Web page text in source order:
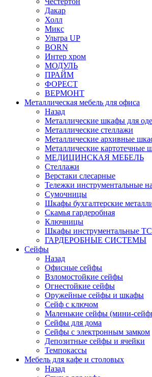
Дакар
Холл
Микс
Ультра UP
BORN
Интер хром
МОДУЛЬ
ПРАЙМ
ФОРЕСТ
ВЕРМОНТ
Металлическая мебель для офиса
Назад
Металлические шкафы для
Металлические стеллажи
Металлические архивные
Металлические картотечные
МЕДИЦИНСКАЯ МЕБЕЛЬ
Стеллажи
Верстаки слесарные
Тележки инструментальные
Сумочницы
Шкафы бухгалтерские
Скамья гардеробная
Ключницы
Шкафы инструментальные ТС
ГАРДЕРОБНЫЕ СИСТЕМЫ
Сейфы
Назад
Офисные сейфы
Взломостойкие сейфы
Огнестойкие сейфы
Оружейные сейфы и шкафы
Сейф с ключом
Маленькие сейфы (мини-
Сейфы для дома
Сейфы с электронным замком
Депозитные сейфы и ячейки
Темпокассы
Мебель для кафе и столовых
Назад